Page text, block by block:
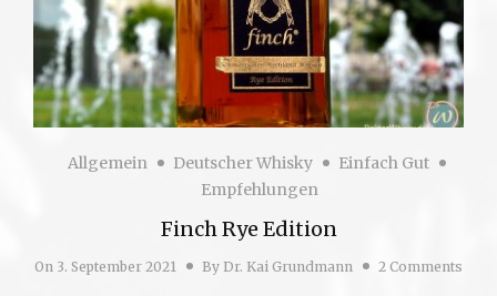
Allgemein Deutscher Whisky
Einfach Gut
Empfehlungen
Finch Rye Edition
On 3. September 2021 By Dr. Kai Grundmann 2 Comments